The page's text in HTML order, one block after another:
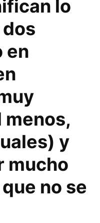
lo
en
y
mucho
no se